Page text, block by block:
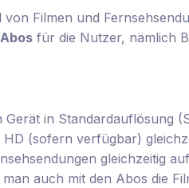
Filmen und
für die Nutzer, nämlich
in Standardauflösung
(sofern verfügbar)
gleichzeitig
auch mit den Abos die